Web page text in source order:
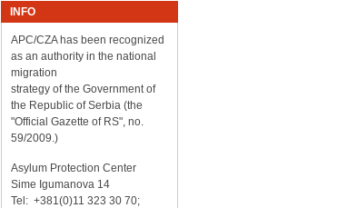
INFO
APC/CZA has been recognized
as an authority in the national
migration
strategy of the Government of
the Republic of Serbia (the
"Official Gazette of RS", no.
59/2009.)
Asylum Protection Center
Sime Igumanova 14
Tel: +381(0)11 323 30 70;